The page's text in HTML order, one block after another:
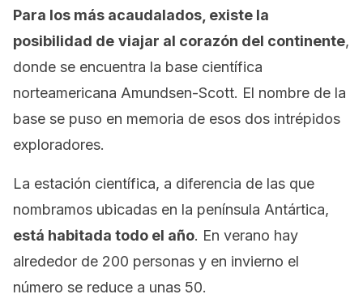
Para los más acaudalados, existe la
posibilidad de viajar al corazón del continente,
donde se encuentra la base científica
norteamericana Amundsen-Scott. El nombre de la
base se puso en memoria de esos dos intrépidos
exploradores.
La estación científica, a diferencia de las que
nombramos ubicadas en la península Antártica,
está habitada todo el año. En verano hay
alrededor de 200 personas y en invierno el
número se reduce a unas 50.